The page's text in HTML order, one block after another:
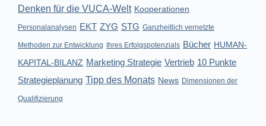
Denken für die VUCA-Welt Kooperationen
Personalanalysen EKT ZYG STG Ganzheitlich vernetzte
Methoden zur Entwicklung Ihres Erfolgspotenzials Bücher HUMAN-
KAPITAL-BILANZ Marketing Strategie Vertrieb 10 Punkte
Strategieplanung Tipp des Monats News Dimensionen der
Qualifizierung